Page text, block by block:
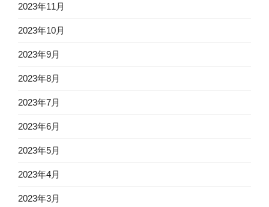
2023年11月
2023年10月
2023年9月
2023年8月
2023年7月
2023年6月
2023年5月
2023年4月
2023年3月